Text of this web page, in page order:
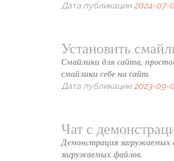
Дата публикации 2024-07-
Установить
Смайлики для сайта,
смайлики себе на сайт.
Дата публикации 2023-09-
Чат с
Демонстрация загружаемых
загружаемых файлов.